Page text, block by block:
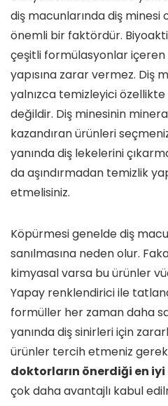
diş macunlarında diş minesi
önemli bir faktördür.
çeşitli formülasyonlar
yapısına zarar vermez. Diş
yalnızca temizleyici
değildir. Diş minesinin
kazandıran ürünleri
yanında diş lekelerini
da aşındırmadan temizlik
etmelisiniz.
Köpürmesi genelde diş
sanılmasına neden olur.
kimyasal varsa bu ürünler
Yapay renklendirici ile
formüller her zaman daha
yanında diş sinirleri için
ürünler tercih etmeniz
doktorların önerdiği en
çok daha avantajlı kabul